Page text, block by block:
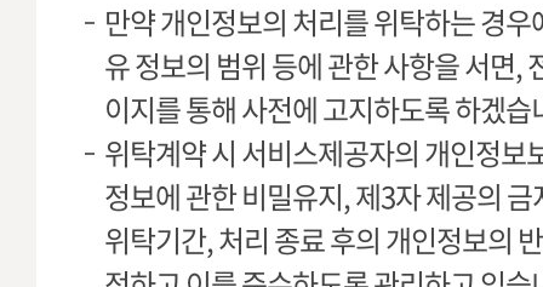
만약 개인정보의 처리를 위탁하는 경
유 정보의 범위 등에 관한 사항을 서면,
이지를 통해 사전에 고지하도록 하겠습
위탁계약 시 서비스제공자의 개인정보
정보에 관한 비밀유지, 제3자 제공의
위탁기간, 처리 종료 후의 개인정보의